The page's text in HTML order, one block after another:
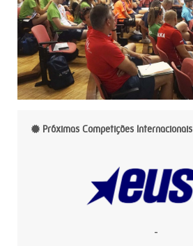
Próximas Competições Internacionais
-